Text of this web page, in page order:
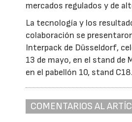
mercados regulados y de
La tecnología y los
colaboración se
Interpack de Düsseldorf,
13 de mayo, en el stand de
en el pabellón 10, stand C18.
COMENTARIOS AL